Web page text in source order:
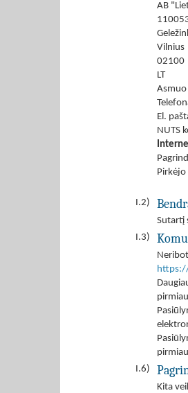
AB
Vilnius
02100
LT
Asmuo
El.
NUTS
Pirkėjo
I.2)
Sutartį
I.3)
I.6)
Kita